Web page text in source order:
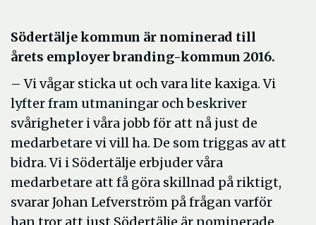
Södertälje kommun är nominerad till
årets employer branding-kommun 2016.
– Vi vågar sticka ut och vara lite kaxiga. Vi
lyfter fram utmaningar och beskriver
svårigheter i våra jobb för att nå just de
medarbetare vi vill ha. De som triggas av att
bidra. Vi i Södertälje erbjuder våra
medarbetare att få göra skillnad på riktigt,
svarar Johan Lefverström på frågan varför